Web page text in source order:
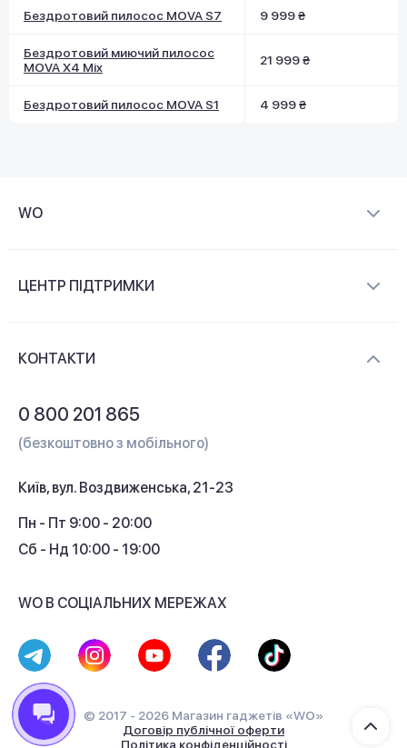
Бездротовий пилосос MOVA S7 9 999 ₴
Бездротовий миючий пилосос
MOVA X4 Mix
21 999 ₴
Бездротовий пилосос MOVA S1 4 999 ₴
WO
Контакти
ЦЕНТР ПІДТРИМКИ
Кешбек
КОНТАКТИ
0 800 201 865
(безкоштовно з мобільного)
Київ, вул. Воздвиженська, 21-23
Пн - Пт 9:00 - 20:00
Сб - Нд 10:00 - 19:00
WO В СОЦІАЛЬНИХ МЕРЕЖАХ
© 2017 - 2026 Магазин гаджетів «WO»
Договір публічної оферти
Політика конфіденційності